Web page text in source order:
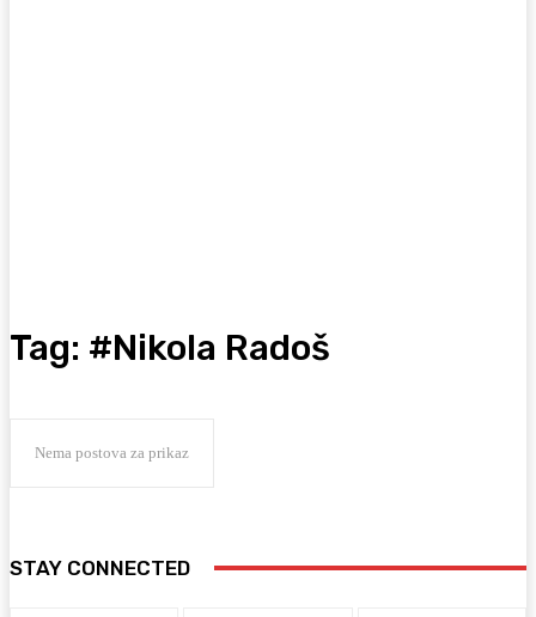
Tag: #Nikola Radoš
Nema postova za prikaz
STAY CONNECTED